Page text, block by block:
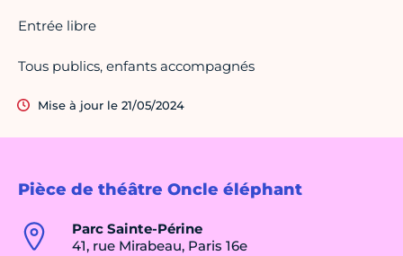
Pièce de théâtre Oncle éléphant
Parc Sainte-Périne
41, rue Mirabeau, Paris 16e
Entrée libre
Tous publics, enfants accompagnés
Mise à jour le 21/05/2024